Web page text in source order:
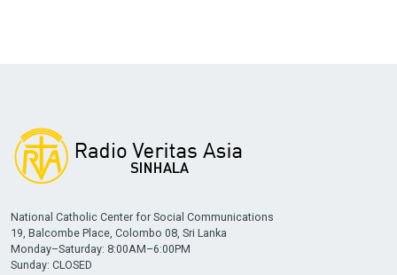
National Catholic Center for Social Communications
19, Balcombe Place, Colombo 08, Sri Lanka
Monday–Saturday: 8:00AM–6:00PM
Sunday: CLOSED